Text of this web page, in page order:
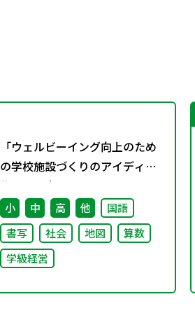
「ウェルビーイング向上のため
の学校施設づくりのアイディア
集」の公表について
小 中 高 他
国語
書写
社会 地図
算数
学級経営